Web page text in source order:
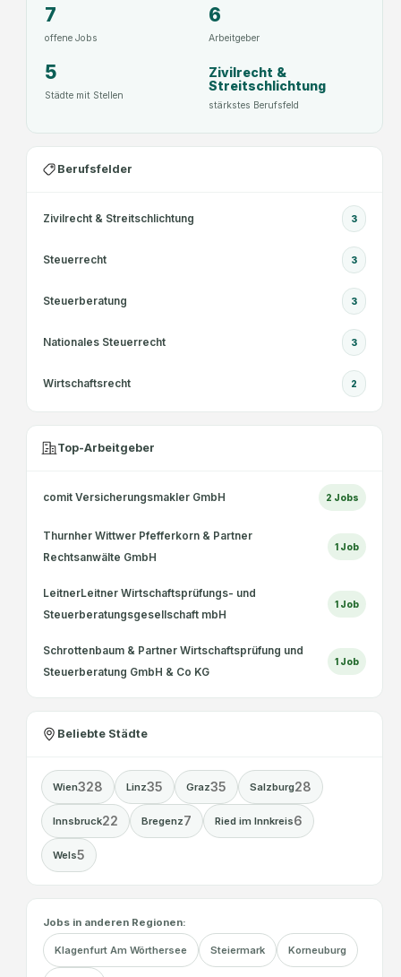
7
offene Jobs
6
Arbeitgeber
5
Städte mit Stellen
Zivilrecht &
Streitschlichtung
stärkstes Berufsfeld
Berufsfelder
Zivilrecht & Streitschlichtung 3
Steuerrecht 3
Steuerberatung 3
Nationales Steuerrecht 3
Wirtschaftsrecht 2
Top-Arbeitgeber
comit Versicherungsmakler GmbH 2 Jobs
Thurnher Wittwer Pfefferkorn & Partner
Rechtsanwälte GmbH
1 Job
LeitnerLeitner Wirtschaftsprüfungs- und
Steuerberatungsgesellschaft mbH
1 Job
Schrottenbaum & Partner Wirtschaftsprüfung und
Steuerberatung GmbH & Co KG
1 Job
Beliebte Städte
Wien328 Linz35 Graz35 Salzburg28
Innsbruck22 Bregenz7 Ried im Innkreis6
Wels5
Jobs in anderen Regionen:
Klagenfurt Am Wörthersee Steiermark Korneuburg